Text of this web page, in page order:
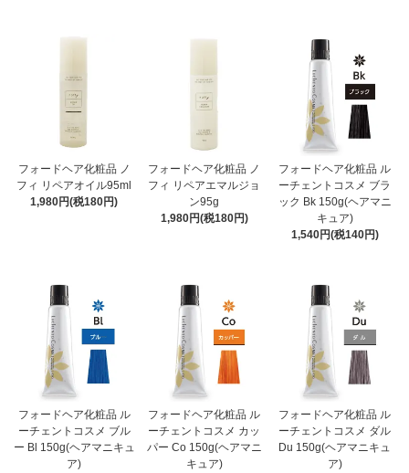
フォードヘア化粧品 ノ
フィ リペアオイル95ml
1,980円(税180円)
フォードヘア化粧品 ノ
フィ リペアエマルジョ
ン95g
1,980円(税180円)
フォードヘア化粧品 ル
ーチェントコスメ ブラ
ック Bk 150g(ヘアマニ
キュア)
1,540円(税140円)
フォードヘア化粧品 ル
ーチェントコスメ ブル
ー Bl 150g(ヘアマニキュ
ア)
フォードヘア化粧品 ル
ーチェントコスメ カッ
パー Co 150g(ヘアマニ
キュア)
フォードヘア化粧品 ル
ーチェントコスメ ダル
Du 150g(ヘアマニキュ
ア)